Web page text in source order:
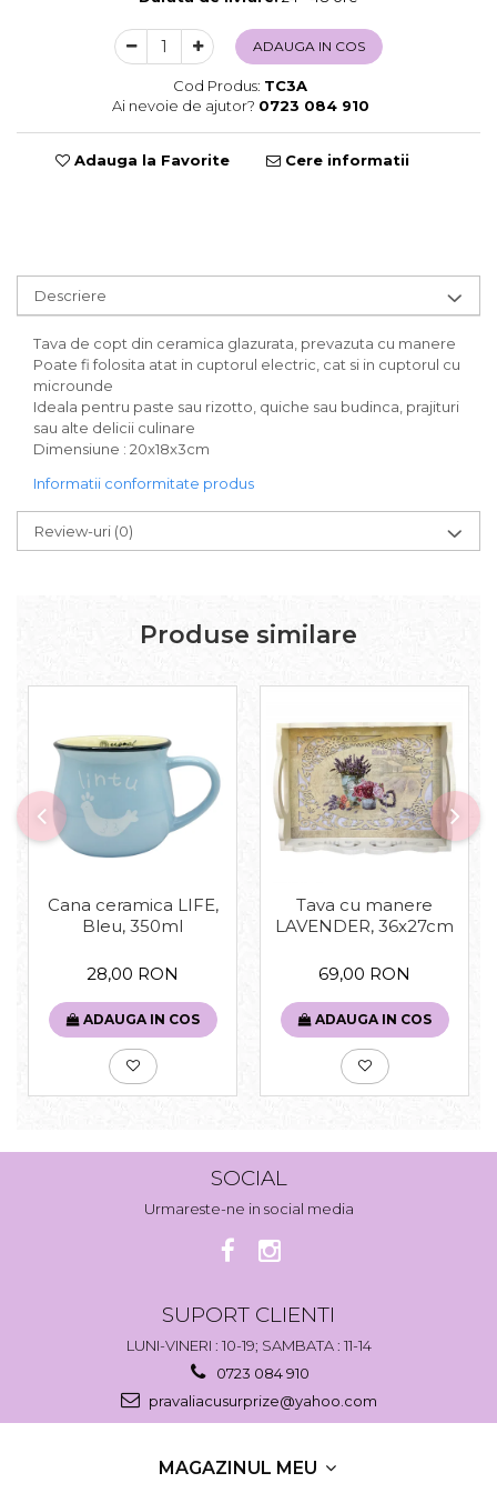
Sweet Wonderland
Crengute Decorative
Decoratiuni Luminoase
Coronite & Ghirlande
Aromaterapie Craciun
ADAUGA IN COS
Cod Produs: TC3A
Ai nevoie de ajutor? 0723 084 910
Adauga la Favorite Cere informatii
Descriere
Tava de copt din ceramica glazurata, prevazuta cu manere
Poate fi folosita atat in cuptorul electric, cat si in cuptorul cu
microunde
Ideala pentru paste sau rizotto, quiche sau budinca, prajituri
sau alte delicii culinare
Dimensiune : 20x18x3cm
Informatii conformitate produs
Review-uri (0)
Produse similare
Cana ceramica LIFE,
Bleu, 350ml
28,00 RON
ADAUGA IN COS
Tava cu manere
LAVENDER, 36x27cm
69,00 RON
ADAUGA IN COS
SOCIAL
Urmareste-ne in social media
SUPORT CLIENTI
LUNI-VINERI : 10-19; SAMBATA : 11-14
0723 084 910
pravaliacusurprize@yahoo.com
MAGAZINUL MEU